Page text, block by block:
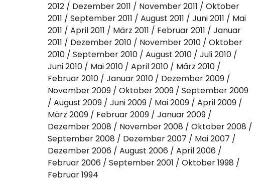
2012
Dezember 2011 November 2011
Oktober
2011
September 2011 August 2011 Juni 2011
Mai
2011
April 2011 März 2011 Februar 2011
Januar
2011
Dezember 2010 November 2010
Oktober
2010
September 2010 August 2010
Juli 2010
Juni 2010
Mai 2010 April 2010
März 2010
Februar 2010
Januar 2010
Dezember 2009
November 2009
Oktober 2009
September 2009
August 2009
Juni 2009 Mai 2009
April 2009
März 2009
Februar 2009
Januar 2009
Dezember 2008
November 2008
Oktober 2008
September 2008
Dezember 2007
Mai 2007
Dezember 2006
August 2006
April 2006
Februar 2006
September 2001
Oktober 1998
Februar 1994